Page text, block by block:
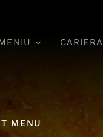
CARIERA
MENU